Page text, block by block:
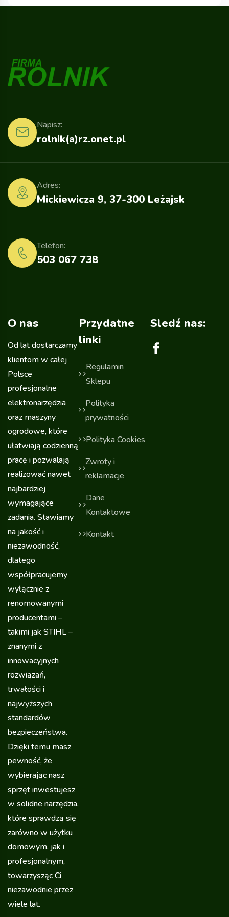
rolnik(a)rz.onet.pl
Napisz:
Mickiewicza 9, 37-300 Leżajsk
Adres:
503 067 738
Telefon:
O nas
Od lat dostarczamy
klientom w całej
Polsce
profesjonalne
elektronarzędzia
oraz maszyny
ogrodowe, które
ułatwiają codzienną
pracę i pozwalają
realizować nawet
najbardziej
wymagające
zadania. Stawiamy
na jakość i
niezawodność,
dlatego
współpracujemy
wyłącznie z
renomowanymi
producentami –
takimi jak STIHL –
znanymi z
innowacyjnych
rozwiązań,
trwałości i
najwyższych
standardów
bezpieczeństwa.
Dzięki temu masz
pewność, że
wybierając nasz
sprzęt inwestujesz
w solidne narzędzia,
które sprawdzą się
zarówno w użytku
domowym, jak i
profesjonalnym,
towarzysząc Ci
niezawodnie przez
wiele lat.
Przydatne
linki
Regulamin
Sklepu
Polityka
prywatności
Polityka Cookies
Zwroty i
reklamacje
Dane
Kontaktowe
Kontakt
Sledź nas: